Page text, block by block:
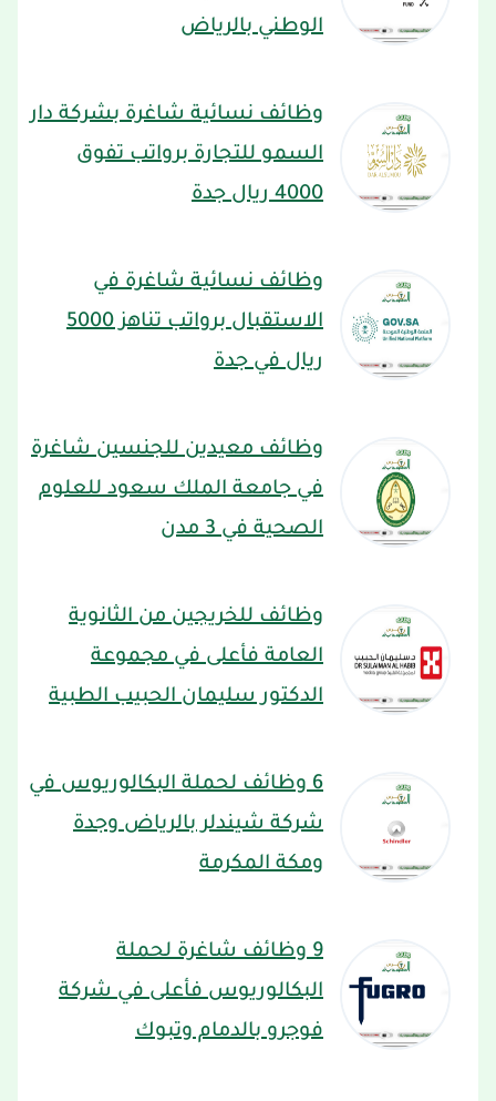
الوطني بالرياض
وظائف نسائية شاغرة بشركة دار
السمو للتجارة برواتب تفوق
4000 ريال جدة
وظائف نسائية شاغرة في
الاستقبال برواتب تناهز 5000
ريال في جدة
وظائف معيدين للجنسين شاغرة
في جامعة الملك سعود للعلوم
الصحية في 3 مدن
وظائف للخريجين من الثانوية
العامة فأعلى في مجموعة
الدكتور سليمان الحبيب الطبية
6 وظائف لحملة البكالوريوس في
شركة شيندلر بالرياض وجدة
ومكة المكرمة
9 وظائف شاغرة لحملة
البكالوريوس فأعلى في شركة
فوجرو بالدمام وتبوك